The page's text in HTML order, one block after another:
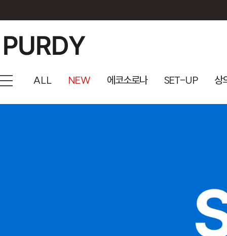
ALL NEW 에코소로나 SET-UP 상